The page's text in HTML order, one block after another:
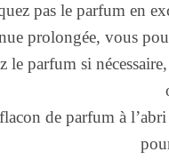
pas le parfum en
prolongée, vous
le parfum si
de parfum à